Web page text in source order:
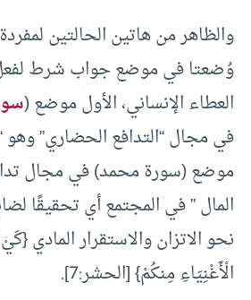
والظاهر من هاتين الحالتين لمفردة
وُضعتا في موضع جواب شرط
العطاء الإنساني، الأول موضع (
في مجال “التدافع الحضاري” وهو
موضع (سورة محمد) في مجال
المال ” في المجتمع أي تحقيقًا
نحو الاتزان والاستقرار المادي
الْأَغْنِيَاءِ مِنكُمْ} [الحشر:7].